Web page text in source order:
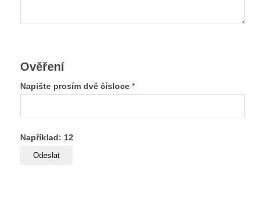
Ověření
Napište prosím dvě čísloce *
Například: 12